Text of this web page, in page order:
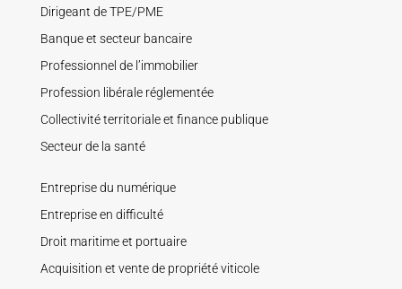
Dirigeant de TPE/PME
Banque et secteur bancaire
Professionnel de l’immobilier
Profession libérale réglementée
Collectivité territoriale et finance publique
Secteur de la santé
Entreprise du numérique
Entreprise en difficulté
Droit maritime et portuaire
Acquisition et vente de propriété viticole